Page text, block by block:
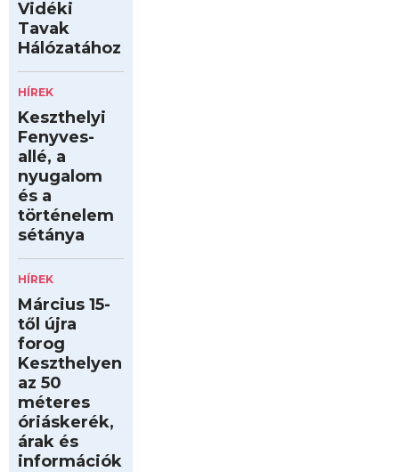
Vidéki
Tavak
Hálózatához
HÍREK
Keszthelyi
Fenyves-
allé, a
nyugalom
és a
történelem
sétánya
HÍREK
Március 15-
től újra
forog
Keszthelyen
az 50
méteres
óriáskerék,
árak és
információk